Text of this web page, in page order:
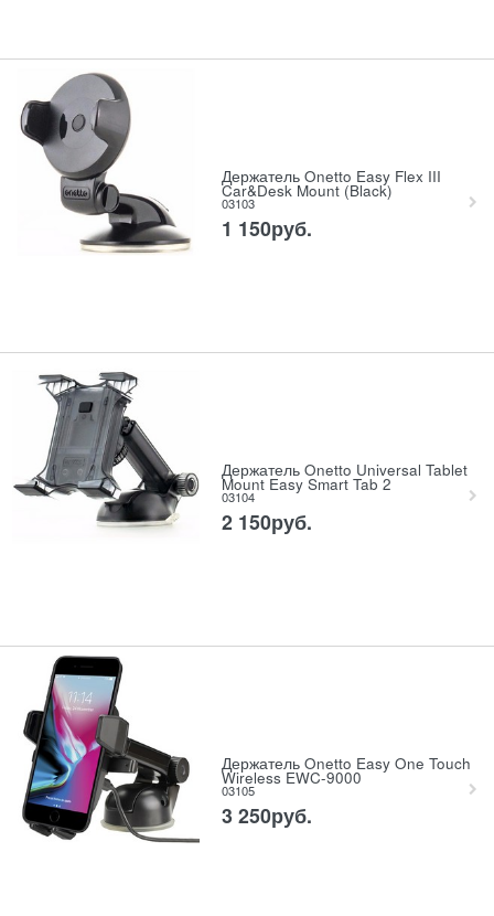
Держатель Onetto Easy Flex III
Car&Desk Mount (Black)
03103
1 150руб.
Держатель Onetto Universal Tablet
Mount Easy Smart Tab 2
03104
2 150руб.
Держатель Onetto Easy One Touch
Wireless EWC-9000
03105
3 250руб.